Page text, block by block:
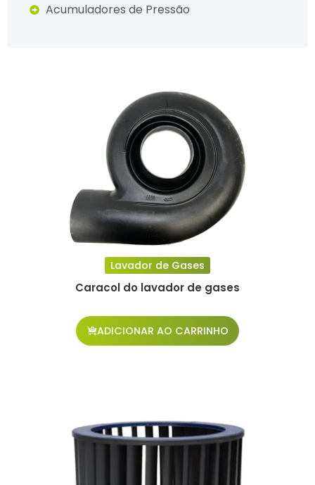
Acumuladores de Pressão
Lavador de Gases
Caracol do lavador de gases
ADICIONAR AO CARRINHO